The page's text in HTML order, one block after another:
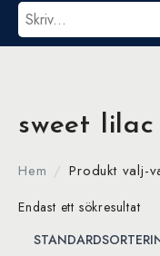
Sök
sweet lilac
Hem Produkt valj-
Endast ett sökresultat